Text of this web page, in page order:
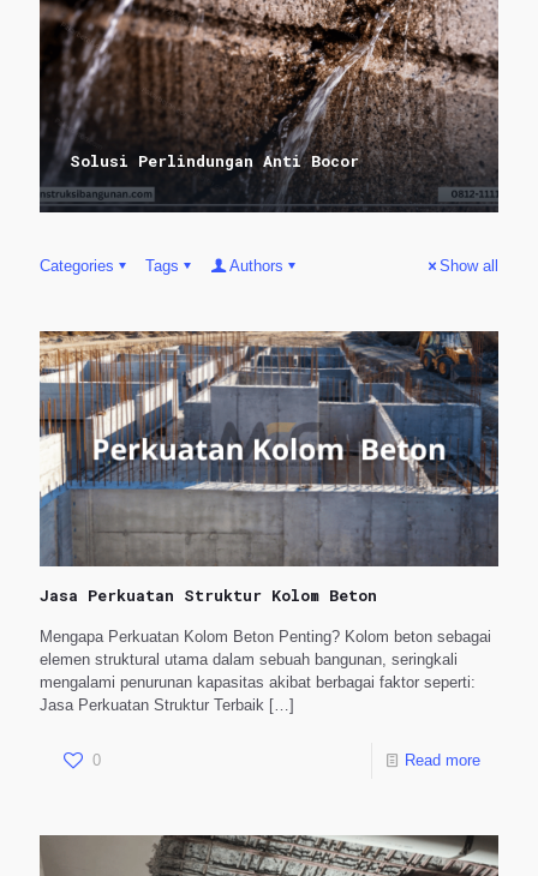
Solusi Perlindungan Anti Bocor
Categories Tags Authors Show all
Jasa Perkuatan Struktur Kolom Beton
Mengapa Perkuatan Kolom Beton Penting? Kolom beton sebagai
elemen struktural utama dalam sebuah bangunan, seringkali
mengalami penurunan kapasitas akibat berbagai faktor seperti:
Jasa Perkuatan Struktur Terbaik […]
0 Read more